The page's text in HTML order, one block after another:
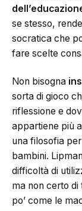
se stesso,
socratica che
fare scelte
Non bisogna
sorta di gioco
riflessione e
appartiene più
una filosofia
bambini.
difficoltà di
ma non certo
po’ come le